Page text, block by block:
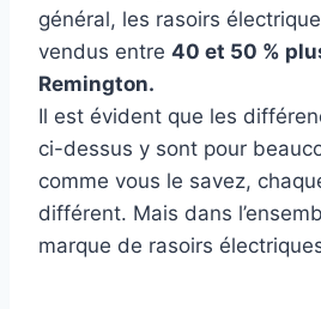
général, les rasoirs
vendus entre 40 et 50 %
Remington.
Il est évident que les
ci-dessus y sont pour
comme vous le savez,
différent. Mais dans
marque de rasoirs